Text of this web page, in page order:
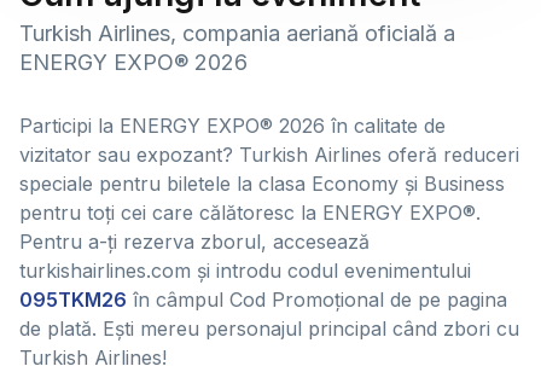
Turkish Airlines, compania aeriană oficială a
ENERGY EXPO® 2026
Participi la ENERGY EXPO® 2026 în calitate de
vizitator sau expozant? Turkish Airlines oferă reduceri
speciale pentru biletele la clasa Economy și Business
pentru toți cei care călătoresc la ENERGY EXPO®.
Pentru a-ți rezerva zborul, accesează
turkishairlines.com și introdu codul evenimentului
095TKM26 în câmpul Cod Promoțional de pe pagina
de plată. Ești mereu personajul principal când zbori cu
Turkish Airlines!